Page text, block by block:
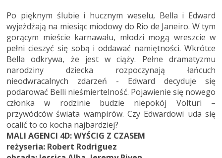
Po pięknym ślubie i hucznym weselu, Bella i Edward
wyjeżdżają na miesiąc miodowy do Rio de Janeiro. W tym
gorącym mieście karnawału, młodzi mogą wreszcie w
pełni cieszyć się sobą i oddawać namiętności. Wkrótce
Bella odkrywa, że jest w ciąży. Pełne dramatyzmu
narodziny dziecka rozpoczynają łańcuch
nieodwracalnych zdarzeń - Edward decyduje się
podarować Belli nieśmiertelność. Pojawienie się nowego
członka w rodzinie budzie niepokój Volturi –
przywódców świata wampirów. Czy Edwardowi uda się
ocalić to co kocha najbardziej?
MALI AGENCI 4D: WYŚCIG Z CZASEM
reżyseria: Robert Rodriguez